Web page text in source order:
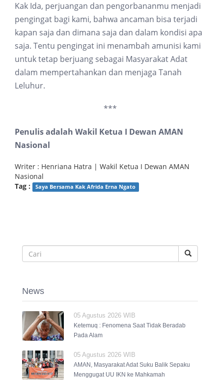
Kak Ida, perjuangan dan pengorbananmu menjadi
pengingat bagi kami, bahwa ancaman bisa terjadi
kapan saja dan dimana saja dan dalam kondisi apa
saja. Tentu pengingat ini menambah amunisi kami
untuk tetap berjuang sebagai Masyarakat Adat
dalam mempertahankan dan menjaga Tanah
Leluhur.
***
Penulis adalah Wakil Ketua I Dewan AMAN
Nasional
Writer : Henriana Hatra | Wakil Ketua I Dewan AMAN
Nasional
Tag :
Saya Bersama Kak Afrida Erna Ngato
News
05 Agustus 2026 WIB
Ketemuq : Fenomena Saat Tidak Beradab
Pada Alam
05 Agustus 2026 WIB
AMAN, Masyarakat Adat Suku Balik Sepaku
Menggugat UU IKN ke Mahkamah